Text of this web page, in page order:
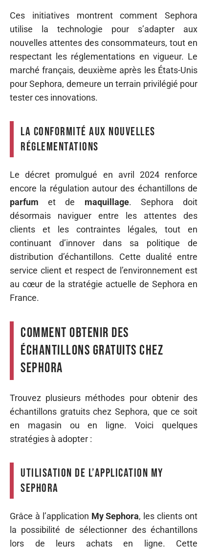
Ces initiatives montrent comment Sephora
utilise la technologie pour s’adapter aux
nouvelles attentes des consommateurs, tout en
respectant les réglementations en vigueur. Le
marché français, deuxième après les États-Unis
pour Sephora, demeure un terrain privilégié pour
tester ces innovations.
La conformité aux nouvelles
réglementations
Le décret promulgué en avril 2024 renforce
encore la régulation autour des échantillons de
parfum et de maquillage. Sephora doit
désormais naviguer entre les attentes des
clients et les contraintes légales, tout en
continuant d’innover dans sa politique de
distribution d’échantillons. Cette dualité entre
service client et respect de l’environnement est
au cœur de la stratégie actuelle de Sephora en
France.
Comment obtenir des
échantillons gratuits chez
Sephora
Trouvez plusieurs méthodes pour obtenir des
échantillons gratuits chez Sephora, que ce soit
en magasin ou en ligne. Voici quelques
stratégies à adopter :
Utilisation de l’application My
Sephora
Grâce à l’application My Sephora, les clients ont
la possibilité de sélectionner des échantillons
lors de leurs achats en ligne. Cette